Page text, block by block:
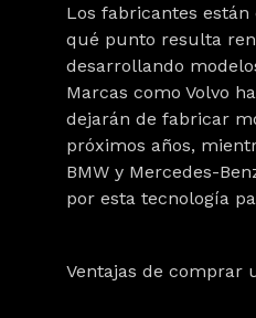
Los fabricantes están
qué punto resulta
desarrollando
Marcas como Volvo
dejarán de fabricar
próximos años,
BMW y Mercedes-
por esta tecnología
Ventajas de comprar